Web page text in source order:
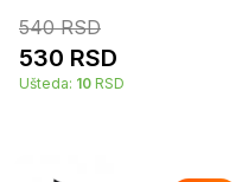
540RSD
530 RSD
Ušteda: 10 RSD